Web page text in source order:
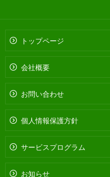
トップページ
会社概要
お問い合わせ
個人情報保護方針
サービスプログラム
お知らせ